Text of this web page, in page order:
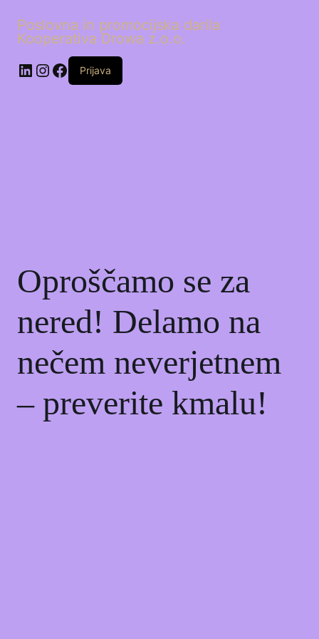
Poslovna in promocijska darila
Kooperativa Drowa z.o.o.
LinkedIn
Instagram
Facebook
Prijava
Oproščamo se za
nered! Delamo na
nečem neverjetnem
– preverite kmalu!